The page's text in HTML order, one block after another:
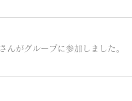
さんがグループに参加しました。